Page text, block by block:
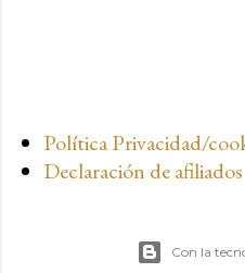
Política Privacidad/
Declaración de afiliados
Con la